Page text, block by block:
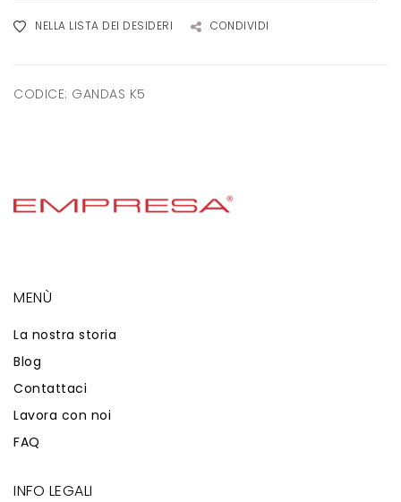
NELLA LISTA DEI DESIDERI CONDIVIDI
CODICE: GANDAS K5
MENÙ
La nostra storia
Blog
Contattaci
Lavora con noi
FAQ
INFO LEGALI